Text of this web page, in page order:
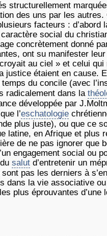
structurellement
des uns par les autres.
facteurs : d’abord
social du
concrètement donné
ont su manifester
au ciel » et celui qui
justice étaient en cause.
du concile (avec
radicalement dans la
développée par
l’eschatologie
plus juste), ou que ce
latine, en Afrique et plus
de ne pas ignorer que
engagement social ou
salut d’entretenir un
pas les derniers à
dans la vie associative
plus éprouvantes d’une